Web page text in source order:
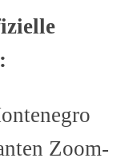
Zoom-